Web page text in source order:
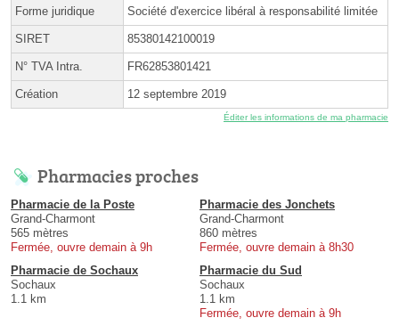
Forme juridique Société d'exercice libéral à responsabilité limitée
SIRET 85380142100019
N° TVA Intra. FR62853801421
Création 12 septembre 2019
Éditer les informations de ma pharmacie
Pharmacies proches
Pharmacie de la Poste
Grand-Charmont
565 mètres
Fermée, ouvre demain à 9h
Pharmacie des Jonchets
Grand-Charmont
860 mètres
Fermée, ouvre demain à 8h30
Pharmacie de Sochaux
Sochaux
1.1 km
Pharmacie du Sud
Sochaux
1.1 km
Fermée, ouvre demain à 9h